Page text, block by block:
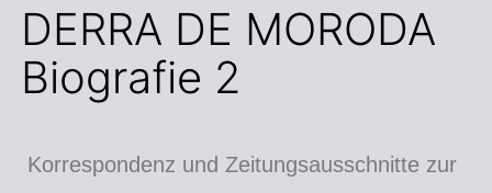
DERRA DE MORODA
Biografie 2
Korrespondenz und Zeitungsausschnitte zur